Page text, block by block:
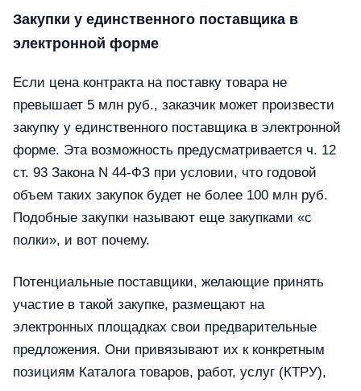
Закупки у единственного поставщика в
электронной форме
Если цена контракта на поставку товара не
превышает 5 млн руб., заказчик может произвести
закупку у единственного поставщика в электронной
форме. Эта возможность предусматривается ч. 12
ст. 93 Закона N 44-ФЗ при условии, что годовой
объем таких закупок будет не более 100 млн руб.
Подобные закупки называют еще закупками «с
полки», и вот почему.
Потенциальные поставщики, желающие принять
участие в такой закупке, размещают на
электронных площадках свои предварительные
предложения. Они привязывают их к конкретным
позициям Каталога товаров, работ, услуг (КТРУ),